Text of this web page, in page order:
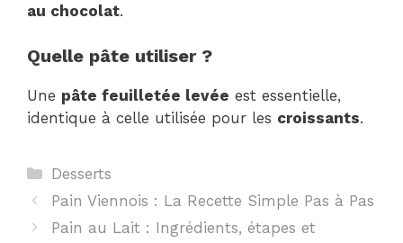
au chocolat.
Quelle pâte utiliser ?
Une pâte feuilletée levée est essentielle,
identique à celle utilisée pour les croissants.
Catégories
Desserts
Pain Viennois : La Recette Simple Pas à Pas
Pain au Lait : Ingrédients, étapes et